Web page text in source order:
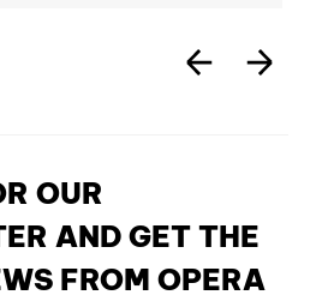
OUR
AND GET THE
FROM OPERA